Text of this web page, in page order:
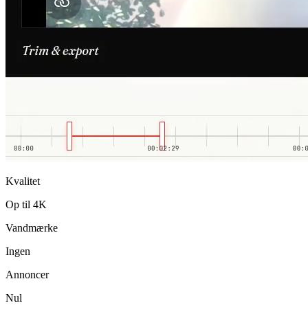
Kvalitet
Op til 4K
Vandmærke
Ingen
Annoncer
Nul